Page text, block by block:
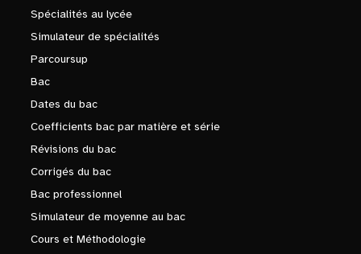
Spécialités au lycée
Simulateur de spécialités
Parcoursup
Bac
Dates du bac
Coefficients bac par matière et série
Révisions du bac
Corrigés du bac
Bac professionnel
Simulateur de moyenne au bac
Cours et Méthodologie